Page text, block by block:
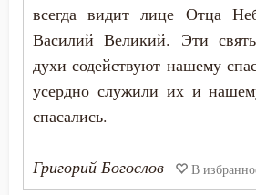
Ересь
Естество
Женщина
всегда видит лице Отца
Василий Великий. Эти
духи содействуют нашему
усердно служили их и
спасались.
Григорий Богослов В